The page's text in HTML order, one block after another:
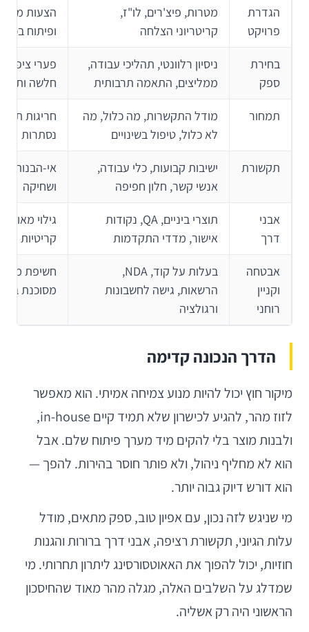
הגדרת
פרויקט
מטרות, פיצ'רים, לו"ז,
קריטריוני הצלחה
הצעות
ופיתוח
בחירת
ספק
ניסיון רלוונטי, תהליכי עבודה,
ממליצים, התאמה תרבותית
פערי
חלשה
תמחור
מודל התקשרות, מה כלול, מה
לא כלול, טיפול בשינויים
חריגות
נסתרות
תקשורת
ישיבות קבועות, כלי עבודה,
אנשי קשר, חלון חפיפה
אי-הבנות,
ושחיקה
אבני
דרך
תוצרי ביניים, QA, נקודות
אישור, מדדי התקדמות
גילוי
קריטיות
אבטחה
וקניין
רוחני
בעלות על קוד, NDA,
הרשאות, גישה לחשבונות
ורגולציה
חשיפת
מסוכנת
הדרך הנכונה קדימה
מיקור חוץ יכול להיות מנוע צמיחה אמיתי. הוא מאפשר
לזוז מהר, להגיע לכישרון שלא תמיד קיים in-house,
ולבנות מוצר בלי להקים מיד מערך פיתוח שלם. אבל
הוא לא מחליף ניהול, ולא פותר חוסר בהירות. להפך —
הוא דורש דיוק גבוה יותר.
מי שניגש לזה נכון, עם אפיון טוב, ספק מתאים, מודל
עלות הגיוני, תקשורת רציפה, אבני דרך ברורות והגנות
חוזיות, יכול להפוך את האאוטסורסינג ליתרון תחרותי. מי
שמדלג על השלבים האלה, מגלה מהר מאוד שהחיסכון
הראשוני היה רק אשליה.